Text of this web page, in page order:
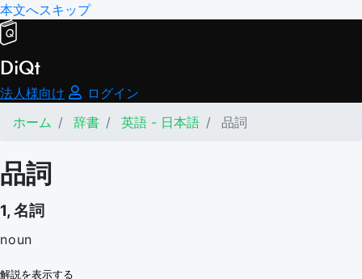
本文へスキップ
DiQt
法人様向け
ログイン
ホーム
辞書 英語 - 日本語 品詞
品詞
1, 名詞
noun
解説を表示する